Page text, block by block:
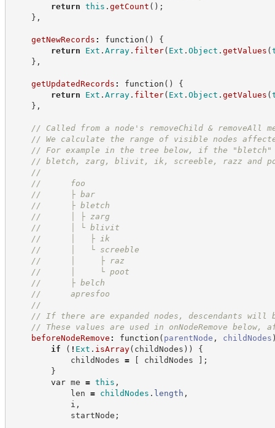
return this . getCount ( ) ;
} ,
getNewRecords : function ( )
{
return
Ext . Array. filter( Ext . Object . getValues (
} ,
getUpdatedRecords : function ( )
{
return
Ext . Array. filter( Ext . Object . getValues (
} ,
// Called from a node's removeChild & removeAll
// We calculate the range of visible nodes
// For example in the tree below, if the "bletch"
// bletch, zarg, blivit, ik, screeble, razz and
//
// foo
// ├ bar
// ├ bletch
// │ ├ zarg
// │ └ blivit
// │   ├ ik
// │   └ screeble
// │     ├ raz
// │     └ poot
// ├ belch
// apresfoo
//
// If there are expanded nodes, descendants will
// These values are used in onNodeRemove
beforeNodeRemove : function ( parentNode , childNodes
if
( ! Ext . isArray( childNodes ) )
{
childNodes = [ childNodes ] ;
}
var me = this ,
len = childNodes . length ,
i ,
startNode ;